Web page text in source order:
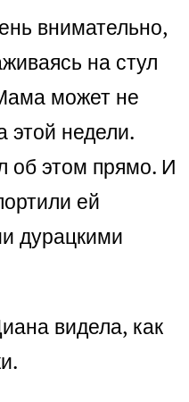
внимательно,
на стул
может не
этой недели.
об этом прямо. И
ей
дурацкими
видела, как